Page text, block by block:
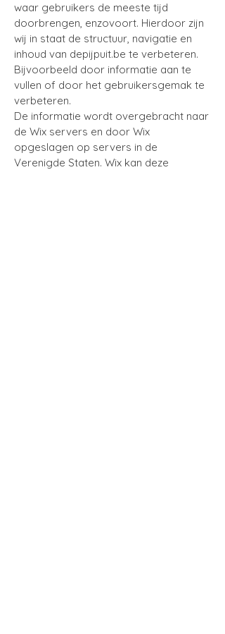
waar gebruikers de meeste tijd
doorbrengen, enzovoort. Hierdoor zijn
wij in staat de structuur, navigatie en
inhoud van depijpuit.be te verbeteren.
Bijvoorbeeld door informatie aan te
vullen of door het gebruikersgemak te
verbeteren.
De informatie wordt overgebracht naar
de Wix servers en door Wix
opgeslagen op servers in de
Verenigde Staten. Wix kan deze